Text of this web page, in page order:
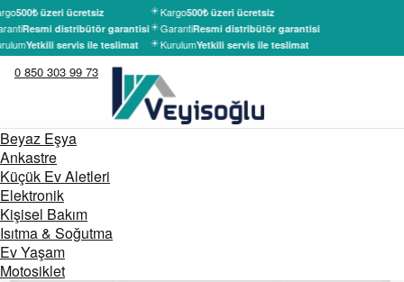
500₺ üzeri ücretsiz
Resmi distribütör garantisi
Yetkili servis ile teslimat
Kargo500₺ üzeri ücretsiz
GarantiResmi distribütör garantisi
KurulumYetkili servis ile teslimat
0 850 303 99 73
Beyaz Eşya
Ankastre
Küçük Ev Aletleri
Elektronik
Kişisel Bakım
Isıtma & Soğutma
Ev Yaşam
Motosiklet